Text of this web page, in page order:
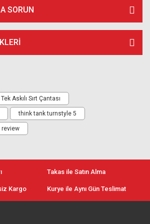
SORUN
Askılı Sırt Çantası
think tank turnstyle 5
Takas ile Satın Alma
Kargo Kurye ile Aynı Gün Teslimat